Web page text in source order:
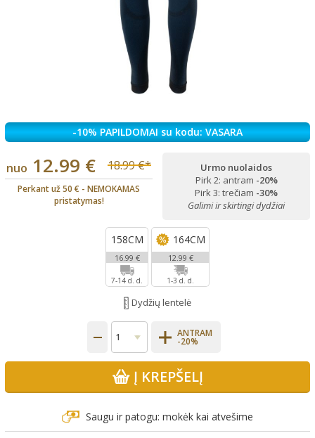
-10% PAPILDOMAI su kodu: VASARA
nuo 12.99 € 18.99 €*
Perkant už 50 € - NEMOKAMAS
pristatymas!
Urmo nuolaidos
Pirk 2: antram -20%
Pirk 3: trečiam -30%
Galimi ir skirtingi dydžiai
158CM
16.99 €
7-14 d. d.
164CM
12.99 €
1-3 d. d.
Dydžių lentelė
ANTRAM
-20%
Į KREPŠELĮ
Saugu ir patogu: mokėk kai atvešime